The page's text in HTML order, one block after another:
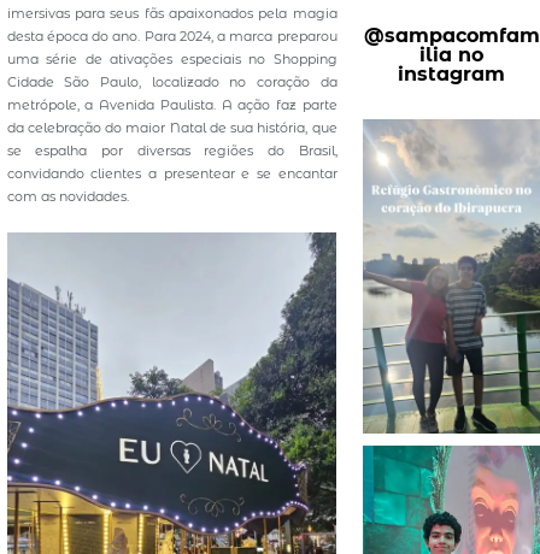
imersivas para seus fãs apaixonados pela magia
desta época do ano. Para 2024, a marca preparou
uma série de ativações especiais no Shopping
Cidade São Paulo, localizado no coração da
metrópole, a Avenida Paulista. A ação faz parte
da celebração do maior Natal de sua história, que
se espalha por diversas regiões do Brasil,
convidando clientes a presentear e se encantar
com as novidades.
@sampacomfam
ilia no
instagram